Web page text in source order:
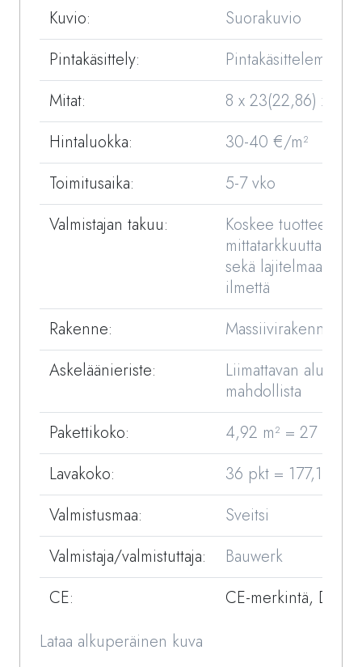
Kuvio:
Suorakuvio
Pintakäsittely:
Pintakäsittelemätön
Mitat:
8 x 23(22,86) x
Hintaluokka:
30-40 €/m²
Toimitusaika:
5-7 vko
Valmistajan takuu:
Koskee tuotteen
sekä lajitelmaa/
ilmettä
Rakenne:
Massiivirakenne
Askeläänieriste:
Liimattavan
mahdollista
Pakettikoko:
4,92 m² = 27 kg
Lavakoko:
36 pkt = 177,12
Valmistusmaa:
Sveitsi
Valmistaja/valmistuttaja:
Bauwerk
CE:
CE-merkintä, DOP
Lataa alkuperäinen kuva